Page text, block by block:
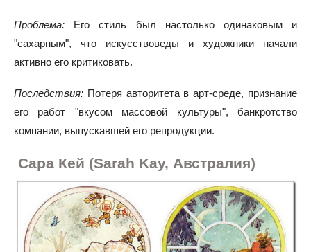
Проблема: Его стиль был настолько одинаковым и
"сахарным", что искусствоведы и художники начали
активно его критиковать.
Последствия: Потеря авторитета в арт-среде, признание
его работ "вкусом массовой культуры", банкротство
компании, выпускавшей его репродукции.
Сара Кей (Sarah Kay, Австралия)